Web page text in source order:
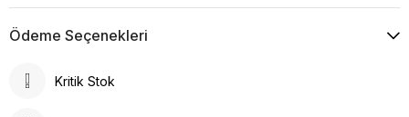
Ödeme Seçenekleri
Kritik Stok